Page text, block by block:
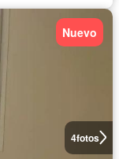
4fotos
Nuevo